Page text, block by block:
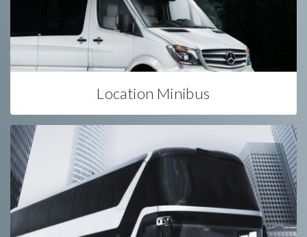
Location Minibus